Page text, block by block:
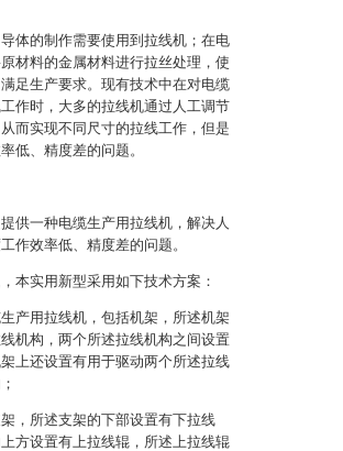
体的制作需要使用到拉线机；在电
材料的金属材料进行拉丝处理，使
足生产要求。现有技术中在对电缆
作时，大多的拉线机通过人工调节
而实现不同尺寸的拉线工作，但是
低、精度差的问题。
供一种电缆生产用拉线机，解决人
作效率低、精度差的问题。
本实用新型采用如下技术方案：
产用拉线机，包括机架，所述机架
机构，两个所述拉线机构之间设置
上还设置有用于驱动两个所述拉线
，所述支架的下部设置有下拉线
方设置有上拉线辊，所述上拉线辊